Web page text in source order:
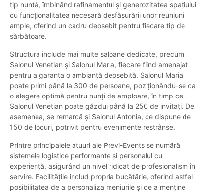
tip nuntă, îmbinând rafinamentul și generozitatea spațiului
cu funcționalitatea necesară desfășurării unor reuniuni
ample, oferind un cadru deosebit pentru fiecare tip de
sărbătoare.
Structura include mai multe saloane dedicate, precum
Salonul Venetian și Salonul Maria, fiecare fiind amenajat
pentru a garanta o ambianță deosebită. Salonul Maria
poate primi până la 300 de persoane, poziționându-se ca
o alegere optimă pentru nunți de amploare, în timp ce
Salonul Venetian poate găzdui până la 250 de invitați. De
asemenea, se remarcă și Salonul Antonia, ce dispune de
150 de locuri, potrivit pentru evenimente restrânse.
Printre principalele atuuri ale Previ-Events se numără
sistemele logistice performante și personalul cu
experiență, asigurând un nivel ridicat de profesionalism în
servire. Facilitățile includ propria bucătărie, oferind astfel
posibilitatea de a personaliza meniurile și de a menține